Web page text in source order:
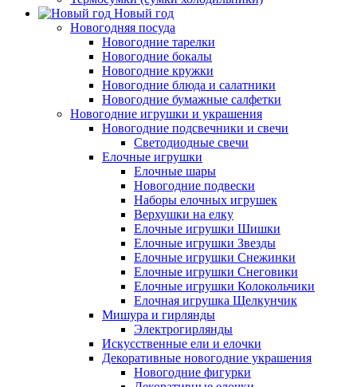
Новый год
Новогодняя посуда
Новогодние тарелки
Новогодние бокалы
Новогодние кружки
Новогодние блюда и салатники
Новогодние бумажные салфетки
Новогодние игрушки и украшения
Новогодние подсвечники и свечи
Светодиодные свечи
Елочные игрушки
Елочные шары
Новогодние подвески
Наборы елочных игрушек
Верхушки на елку
Елочные игрушки Шишки
Елочные игрушки Звезды
Елочные игрушки Снежинки
Елочные игрушки Снеговики
Елочные игрушки Колокольчики
Елочная игрушка Щелкунчик
Мишура и гирлянды
Электрогирлянды
Искусственные ели и елочки
Декоративные новогодние украшения
Новогодние фигурки